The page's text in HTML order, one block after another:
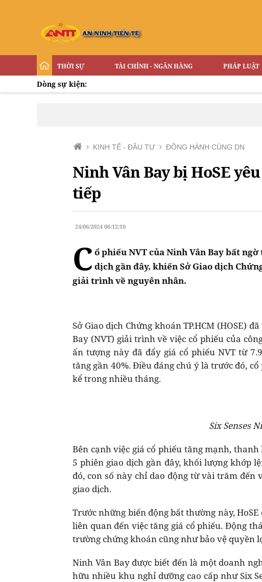
THỜI SỰ TÀI CHÍNH - NGÂN HÀNG PHÁP LUẬT
Dòng sự kiện:
KINH TẾ - ĐẦU TƯ ĐỒNG HÀNH CÙNG DN
Ninh Vân Bay bị HoSE
tiếp
24/06/2024 06:12:10
C ổ phiếu NVT của Ninh Vân Bay bất
dịch gần đây, khiến Sở Giao dịch
giải trình về nguyên nhân.
Sở Giao dịch Chứng khoán TP.HCM (HOSE)
Bay (NVT) giải trình về việc cổ phiếu của
ấn tượng này đã đẩy giá cổ phiếu NVT từ
tăng gần 40%. Điều đáng chú ý là trước đó,
kể trong nhiều tháng.
Six Senses
Bên cạnh việc giá cổ phiếu tăng mạnh,
5 phiên giao dịch gần đây, khối lượng khớp
đó, con số này chỉ dao động từ vài trăm
giao dịch.
Trước những biến động bất thường này,
liên quan đến việc tăng giá cổ phiếu. Động
trường chứng khoán cũng như bảo vệ quyền
Ninh Vân Bay được biết đến là một doanh
hữu nhiều khu nghỉ dưỡng cao cấp như Six